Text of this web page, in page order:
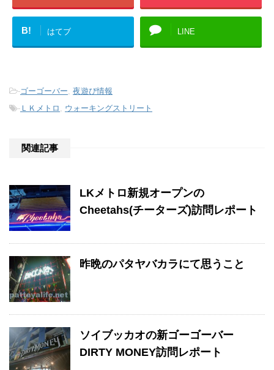
B! はてブ LINE
-ゴーゴーバー, 夜遊び情報
- ＬＫメトロ , ウォーキングストリート
関連記事
LKメトロ新規オープンの
Cheetahs(チーターズ)訪問レポート
昨晩のパタヤバカラにて思うこと
ソイブッカオの新ゴーゴーバー
DIRTY MONEY訪問レポート